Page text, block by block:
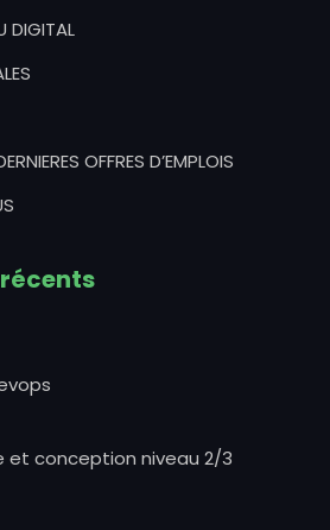
DIGITAL
OFFRES D’EMPLOIS
et conception niveau 2/3